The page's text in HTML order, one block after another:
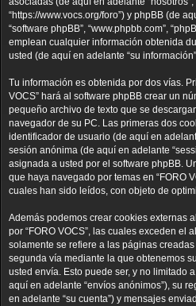
“https://www.vocs.org/foro”) y phpBB (de
“software phpBB”, “www.phpbb.com”,
emplean cualquier información obtenida
usted (de aquí en adelante “su
Tu información es obtenida por dos vías.
VOCS” hará al software phpBB crear un
pequeño archivo de texto que se
navegador de su PC. Las primeras dos
identificador de usuario (de aquí en
sesión anónima (de aquí en adelante
asignada a usted por el software phpBB.
que haya navegado por temas en “FORO
cuales han sido leídos, con objeto de
Además podemos crear cookies externas
por “FORO VOCS”, las cuales exceden el
solamente se refiere a las páginas
segunda vía mediante la que obtenemos
usted envía. Esto puede ser, y no limitado
aquí en adelante “envíos anónimos”), su
en adelante “su cuenta”) y mensajes